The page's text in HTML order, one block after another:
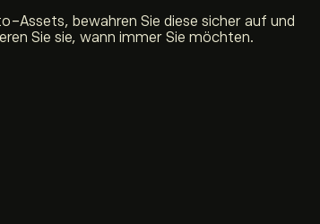
Assets, bewahren Sie diese sicher auf und
Sie sie, wann immer Sie möchten.